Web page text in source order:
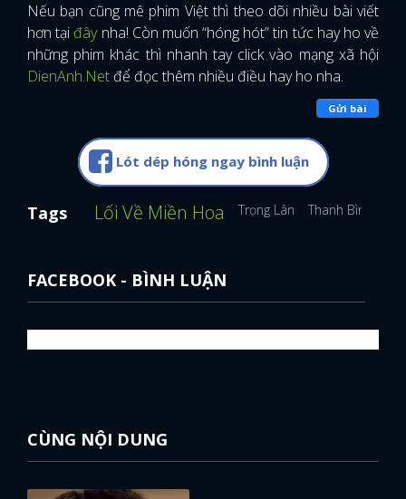
Nếu bạn cũng mê phim Việt thì theo dõi nhiều bài viết
hơn tại đâynha! Còn muốn “hóng hót” tin tức hay ho về
những phim khác thì nhanh tay click vào mạng xã hội
DienAnh.Net để đọc thêm nhiều điều hay ho nha.
Gửi bài
Lót dép hóng ngay bình luận
Tags Lối Về Miền Hoa Trọng Lân Thanh Bình
FACEBOOK - BÌNH LUẬN
CÙNG NỘI DUNG